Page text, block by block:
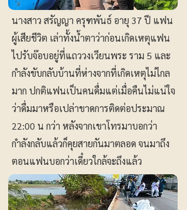
นางสาว สรัญญา ครุฑพันธ์ อายุ 37 ปี แฟน
ผู้เสียชีวิต เล่าทั้งน้ำตาว่าก่อนเกิดเหตุแฟน
ไปรับจ๊อบอยู่ที่แถววงเวียนพระ ราม 5 และ
กำลังขับกลับบ้านที่ห่างจากที่เกิดเหตุไม่ไกล
มาก ปกติแฟนเป็นคนดื่มแต่เมื่อคืนไม่แน่ใจ
ว่าดื่มมาหรือเปล่าขาดการติดต่อประมาณ
22:00 น กว่า หลังจากเขาโทรมาบอกว่า
กำลังกลับแล้วก็คุยสายกันมาตลอด จนมาถึง
ตอนแฟนบอกว่าเดี๋ยวใกล้จะถึงแล้ว